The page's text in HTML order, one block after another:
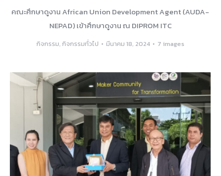
คณะศึกษาดูงาน African Union Development Agent (AUDA-
NEPAD) เข้าศึกษาดูงาน ณ DIPROM ITC
กิจกรรม, กิจกรรมทั่วไป มีนาคม 18, 2024 7 images